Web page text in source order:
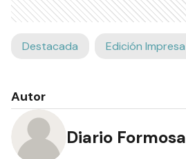
Destacada Edición Impresa
Autor
Diario Formosa